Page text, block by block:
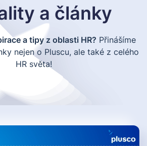
a články
a tipy z oblasti HR? Přinášíme
nejen o Pluscu, ale také z celého
HR světa!